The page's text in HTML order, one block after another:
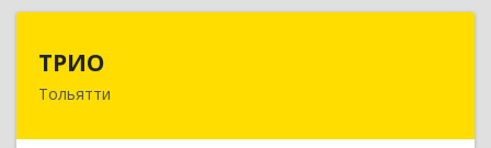
ТРИО
Тольятти